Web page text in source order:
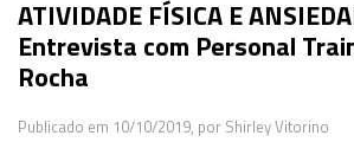
ATIVIDADE FÍSICA E
Entrevista com Personal
Rocha
Publicado em 10/10/2019, por Shirley Vitorino